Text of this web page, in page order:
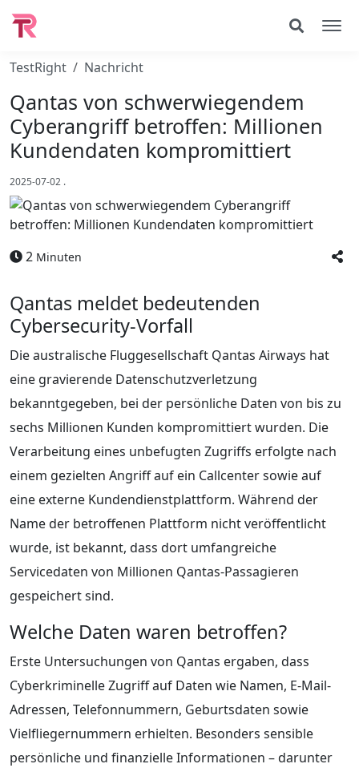
TestRight Nachricht
Qantas von schwerwiegendem
Cyberangriff betroffen: Millionen
Kundendaten kompromittiert
2025-07-02 .
2 Minuten
Qantas meldet bedeutenden
Cybersecurity-Vorfall
Die australische Fluggesellschaft Qantas Airways hat
eine gravierende Datenschutzverletzung
bekanntgegeben, bei der persönliche Daten von bis zu
sechs Millionen Kunden kompromittiert wurden. Die
Verarbeitung eines unbefugten Zugriffs erfolgte nach
einem gezielten Angriff auf ein Callcenter sowie auf
eine externe Kundendienstplattform. Während der
Name der betroffenen Plattform nicht veröffentlicht
wurde, ist bekannt, dass dort umfangreiche
Servicedaten von Millionen Qantas-Passagieren
gespeichert sind.
Welche Daten waren betroffen?
Erste Untersuchungen von Qantas ergaben, dass
Cyberkriminelle Zugriff auf Daten wie Namen, E-Mail-
Adressen, Telefonnummern, Geburtsdaten sowie
Vielfliegernummern erhielten. Besonders sensible
persönliche und finanzielle Informationen – darunter